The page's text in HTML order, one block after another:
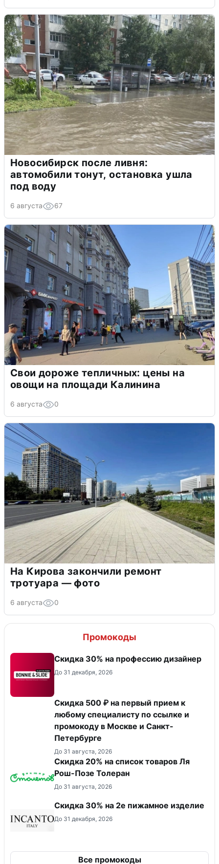
Новосибирск после ливня:
автомобили тонут, остановка ушла
под воду
6 августа 67
Свои дороже тепличных: цены на
овощи на площади Калинина
6 августа 0
На Кирова закончили ремонт
тротуара — фото
6 августа 0
Промокоды
Скидка 30% на профессию дизайнер
До 31 декабря, 2026
Скидка 500 ₽ на первый прием к
любому специалисту по ссылке и
промокоду в Москве и Санкт-
Петербурге
До 31 августа, 2026
Скидка 20% на список товаров Ля
Рош-Позе Толеран
До 31 августа, 2026
Скидка 30% на 2е пижамное изделие
До 31 декабря, 2026
Все промокоды